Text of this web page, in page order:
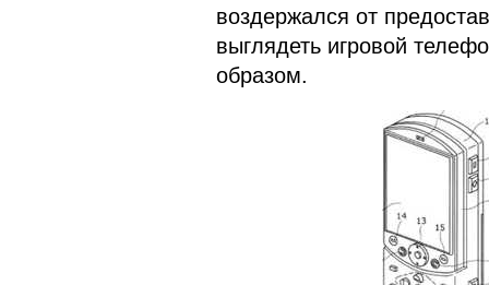
воздержался от
выглядеть игровой
образом.